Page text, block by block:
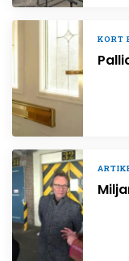
KORT